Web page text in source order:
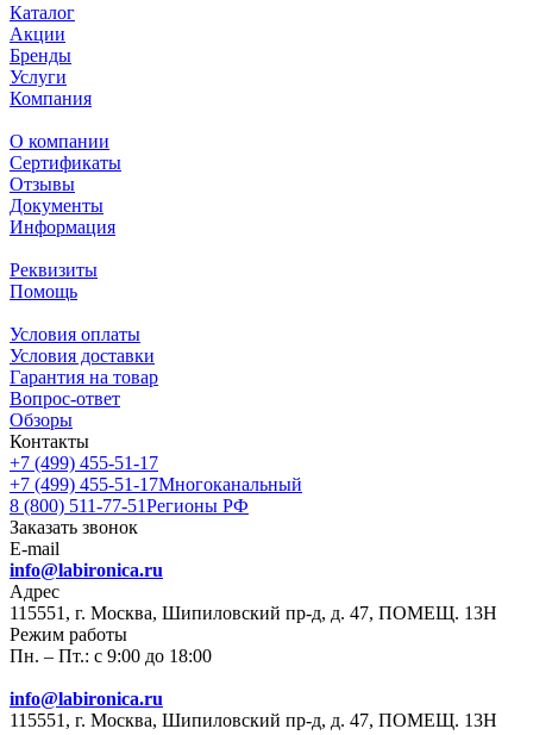
Каталог
Акции
Бренды
Услуги
Компания
О компании
Сертификаты
Отзывы
Документы
Информация
Реквизиты
Помощь
Условия оплаты
Условия доставки
Гарантия на товар
Вопрос-ответ
Обзоры
Контакты
+7 (499) 455-51-17
+7 (499) 455-51-17Многоканальный
8 (800) 511-77-51Регионы РФ
Заказать звонок
E-mail
info@labironica.ru
Адрес
115551, г. Москва, Шипиловский пр-д, д. 47, ПОМЕЩ. 13Н
Режим работы
Пн. – Пт.: с 9:00 до 18:00
info@labironica.ru
115551, г. Москва, Шипиловский пр-д, д. 47, ПОМЕЩ. 13Н